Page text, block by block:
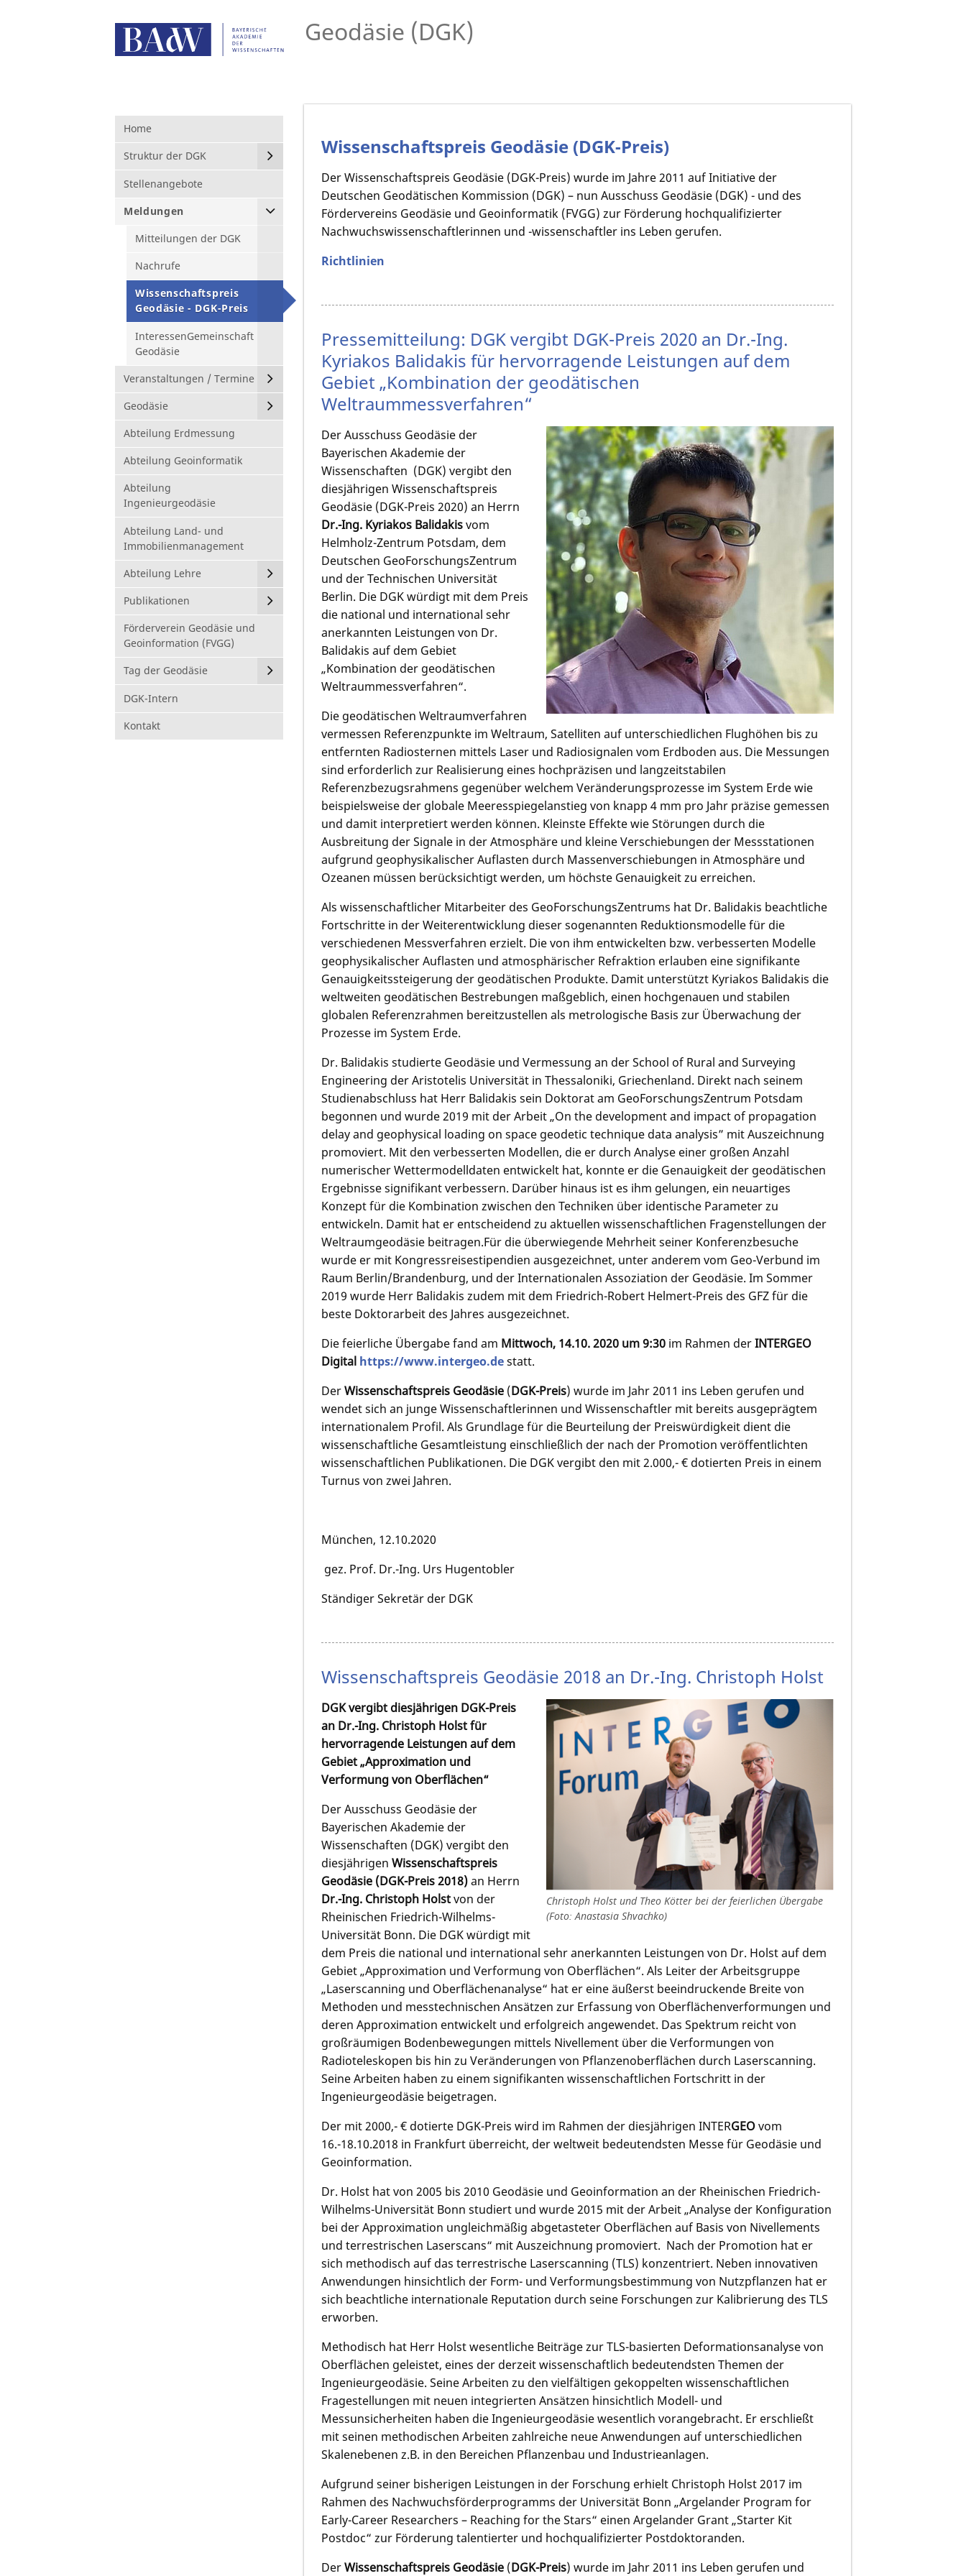
Geodäsie (DGK)
Home
Struktur der DGK
Stellenangebote
Meldungen
Mitteilungen der DGK
Nachrufe
Wissenschaftspreis
Geodäsie - DGK-Preis
InteressenGemeinschaft
Geodäsie
Veranstaltungen / Termine
Geodäsie
Abteilung Erdmessung
Abteilung Geoinformatik
Abteilung
Ingenieurgeodäsie
Abteilung Land- und
Immobilienmanagement
Abteilung Lehre
Publikationen
Förderverein Geodäsie und
Geoinformation (FVGG)
Tag der Geodäsie
DGK-Intern
Kontakt
Wissenschaftspreis Geodäsie (DGK-Preis)
Der Wissenschaftspreis Geodäsie (DGK-Preis) wurde im Jahre 2011 auf Initiative der
Deutschen Geodätischen Kommission (DGK) – nun Ausschuss Geodäsie (DGK) - und des
Fördervereins Geodäsie und Geoinformatik (FVGG) zur Förderung hochqualifizierter
Nachwuchswissenschaftlerinnen und -wissenschaftler ins Leben gerufen.
Richtlinien
Pressemitteilung: DGK vergibt DGK-Preis 2020 an Dr.-Ing.
Kyriakos Balidakis für hervorragende Leistungen auf dem
Gebiet „Kombination der geodätischen
Weltraummessverfahren“
Der Ausschuss Geodäsie der
Bayerischen Akademie der
Wissenschaften (DGK) vergibt den
diesjährigen Wissenschaftspreis
Geodäsie (DGK-Preis 2020) an Herrn
Dr.-Ing. Kyriakos Balidakisvom
Helmholz-Zentrum Potsdam, dem
Deutschen GeoForschungsZentrum
und der Technischen Universität
Berlin. Die DGK würdigt mit dem Preis
die national und international sehr
anerkannten Leistungen von Dr.
Balidakis auf dem Gebiet
„Kombination der geodätischen
Weltraummessverfahren“.
Die geodätischen Weltraumverfahren
vermessen Referenzpunkte im Weltraum, Satelliten auf unterschiedlichen Flughöhen bis zu
entfernten Radiosternen mittels Laser und Radiosignalen vom Erdboden aus. Die Messungen
sind erforderlich zur Realisierung eines hochpräzisen und langzeitstabilen
Referenzbezugsrahmens gegenüber welchem Veränderungsprozesse im System Erde wie
beispielsweise der globale Meeresspiegelanstieg von knapp 4 mm pro Jahr präzise gemessen
und damit interpretiert werden können. Kleinste Effekte wie Störungen durch die
Ausbreitung der Signale in der Atmosphäre und kleine Verschiebungen der Messstationen
aufgrund geophysikalischer Auflasten durch Massenverschiebungen in Atmosphäre und
Ozeanen müssen berücksichtigt werden, um höchste Genauigkeit zu erreichen.
Als wissenschaftlicher Mitarbeiter des GeoForschungsZentrums hat Dr. Balidakis beachtliche
Fortschritte in der Weiterentwicklung dieser sogenannten Reduktionsmodelle für die
verschiedenen Messverfahren erzielt. Die von ihm entwickelten bzw. verbesserten Modelle
geophysikalischer Auflasten und atmosphärischer Refraktion erlauben eine signifikante
Genauigkeitssteigerung der geodätischen Produkte. Damit unterstützt Kyriakos Balidakis die
weltweiten geodätischen Bestrebungen maßgeblich, einen hochgenauen und stabilen
globalen Referenzrahmen bereitzustellen als metrologische Basis zur Überwachung der
Prozesse im System Erde.
Dr. Balidakis studierte Geodäsie und Vermessung an der School of Rural and Surveying
Engineering der Aristotelis Universität in Thessaloniki, Griechenland. Direkt nach seinem
Studienabschluss hat Herr Balidakis sein Doktorat am GeoForschungsZentrum Potsdam
begonnen und wurde 2019 mit der Arbeit „On the development and impact of propagation
delay and geophysical loading on space geodetic technique data analysis” mit Auszeichnung
promoviert. Mit den verbesserten Modellen, die er durch Analyse einer großen Anzahl
numerischer Wettermodelldaten entwickelt hat, konnte er die Genauigkeit der geodätischen
Ergebnisse signifikant verbessern. Darüber hinaus ist es ihm gelungen, ein neuartiges
Konzept für die Kombination zwischen den Techniken über identische Parameter zu
entwickeln. Damit hat er entscheidend zu aktuellen wissenschaftlichen Fragenstellungen der
Weltraumgeodäsie beitragen.Für die überwiegende Mehrheit seiner Konferenzbesuche
wurde er mit Kongressreisestipendien ausgezeichnet, unter anderem vom Geo-Verbund im
Raum Berlin/Brandenburg, und der Internationalen Assoziation der Geodäsie. Im Sommer
2019 wurde Herr Balidakis zudem mit dem Friedrich-Robert Helmert-Preis des GFZ für die
beste Doktorarbeit des Jahres ausgezeichnet.
Die feierliche Übergabe fand am Mittwoch, 14.10. 2020 um 9:30 im Rahmen derINTERGEO
Digital https://www.intergeo.destatt.
DerWissenschaftspreis Geodäsie (DGK-Preis) wurde im Jahr 2011 ins Leben gerufen und
wendet sich an junge Wissenschaftlerinnen und Wissenschaftler mit bereits ausgeprägtem
internationalem Profil. Als Grundlage für die Beurteilung der Preiswürdigkeit dient die
wissenschaftliche Gesamtleistung einschließlich der nach der Promotion veröffentlichten
wissenschaftlichen Publikationen. Die DGK vergibt den mit 2.000,- € dotierten Preis in einem
Turnus von zwei Jahren.
München, 12.10.2020
gez. Prof. Dr.-Ing. Urs Hugentobler
Ständiger Sekretär der DGK
Wissenschaftspreis Geodäsie 2018 an Dr.-Ing. Christoph Holst
Christoph Holst und Theo Kötter bei der feierlichen Übergabe
(Foto: Anastasia Shvachko)
DGK vergibt diesjährigen DGK-Preis
an Dr.-Ing. Christoph Holstfür
hervorragende Leistungen auf dem
Gebiet„Approximation und
Verformung von Oberflächen“
Der Ausschuss Geodäsie der
Bayerischen Akademie der
Wissenschaften (DGK) vergibt den
diesjährigenWissenschaftspreis
Geodäsie (DGK-Preis 2018)an Herrn
Dr.-Ing. Christoph Holstvon der
Rheinischen Friedrich-Wilhelms-
Universität Bonn. Die DGK würdigt mit
dem Preis die national und international sehr anerkannten Leistungen von Dr. Holst auf dem
Gebiet „Approximation und Verformung von Oberflächen“. Als Leiter der Arbeitsgruppe
„Laserscanning und Oberflächenanalyse“ hat er eine äußerst beeindruckende Breite von
Methoden und messtechnischen Ansätzen zur Erfassung von Oberflächenverformungen und
deren Approximation entwickelt und erfolgreich angewendet. Das Spektrum reicht von
großräumigen Bodenbewegungen mittels Nivellement über die Verformungen von
Radioteleskopen bis hin zu Veränderungen von Pflanzenoberflächen durch Laserscanning.
Seine Arbeiten haben zu einem signifikanten wissenschaftlichen Fortschritt in der
Ingenieurgeodäsie beigetragen.
Der mit 2000,- € dotierte DGK-Preis wird im Rahmen der diesjährigen INTERGEOvom
16.-18.10.2018 in Frankfurt überreicht, der weltweit bedeutendsten Messe für Geodäsie und
Geoinformation.
Dr. Holst hat von 2005 bis 2010 Geodäsie und Geoinformation an der Rheinischen Friedrich-
Wilhelms-Universität Bonn studiert und wurde 2015 mit der Arbeit „Analyse der Konfiguration
bei der Approximation ungleichmäßig abgetasteter Oberflächen auf Basis von Nivellements
und terrestrischen Laserscans“ mit Auszeichnung promoviert. Nach der Promotion hat er
sich methodisch auf das terrestrische Laserscanning (TLS) konzentriert. Neben innovativen
Anwendungen hinsichtlich der Form- und Verformungsbestimmung von Nutzpflanzen hat er
sich beachtliche internationale Reputation durch seine Forschungen zur Kalibrierung des TLS
erworben.
Methodisch hat Herr Holst wesentliche Beiträge zur TLS-basierten Deformationsanalyse von
Oberflächen geleistet, eines der derzeit wissenschaftlich bedeutendsten Themen der
Ingenieurgeodäsie. Seine Arbeiten zu den vielfältigen gekoppelten wissenschaftlichen
Fragestellungen mit neuen integrierten Ansätzen hinsichtlich Modell- und
Messunsicherheiten haben die Ingenieurgeodäsie wesentlich vorangebracht. Er erschließt
mit seinen methodischen Arbeiten zahlreiche neue Anwendungen auf unterschiedlichen
Skalenebenen z.B. in den Bereichen Pflanzenbau und Industrieanlagen.
Aufgrund seiner bisherigen Leistungen in der Forschung erhielt Christoph Holst 2017 im
Rahmen des Nachwuchsförderprogramms der Universität Bonn „Argelander Program for
Early-Career Researchers – Reaching for the Stars“ einen Argelander Grant „Starter Kit
Postdoc“ zur Förderung talentierter und hochqualifizierter Postdoktoranden.
DerWissenschaftspreis Geodäsie (DGK-Preis) wurde im Jahr 2011 ins Leben gerufen und